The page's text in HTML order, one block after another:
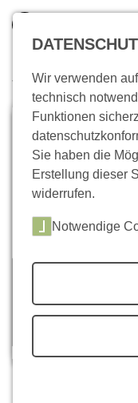
inkl.
Wo bin ich?
Koloniale
Wir verwenden
technisch
Funktionen
Sie haben die
Erstellung dieser
widerrufen.
Notwendige